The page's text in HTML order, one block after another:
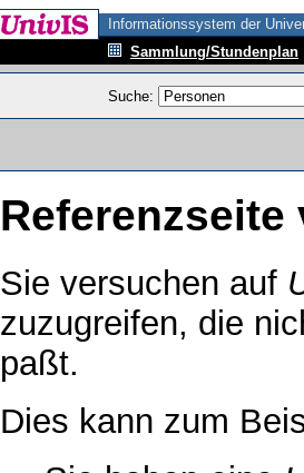
Informationssystem der
Sammlung/Stundenplan
Suche:
Referenzseite
Sie versuchen auf
zuzugreifen, die
paßt.
Dies kann zum